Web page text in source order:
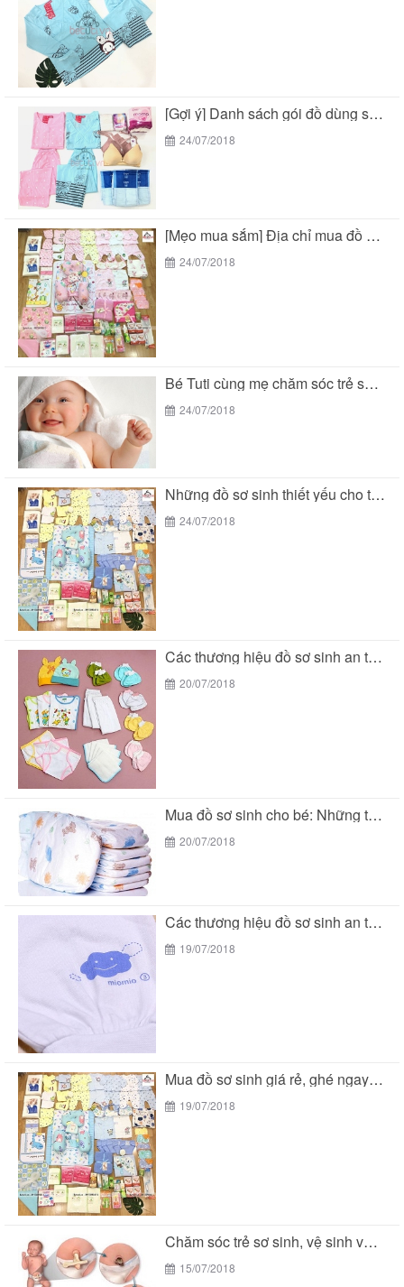
[Gợi ý] Danh sách gói đồ dùng sau sinh...
24/07/2018
[Mẹo mua sắm] Địa chỉ mua đồ sơ sinh...
24/07/2018
Bé Tuti cùng mẹ chăm sóc trẻ sơ sinh...
24/07/2018
Những đồ sơ sinh thiết yếu cho trẻ sơ...
24/07/2018
Các thương hiệu đồ sơ sinh an toàn cho...
20/07/2018
Mua đồ sơ sinh cho bé: Những thương hiệu...
20/07/2018
Các thương hiệu đồ sơ sinh an toàn cho...
19/07/2018
Mua đồ sơ sinh giá rẻ, ghé ngay BeTuti...
19/07/2018
Chăm sóc trẻ sơ sinh, vệ sinh vùng rốn
15/07/2018